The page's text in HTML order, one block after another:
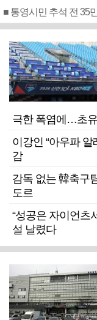
■ 통영시민 추석 전 35
극한 폭염에…초
이강인 “아우파
감
감독 없는 韓축구
도르
“성공은 자이언츠
설 날렸다